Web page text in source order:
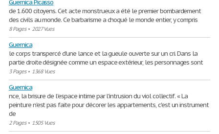
Guernica Picasso
de 1.600 citoyens. Cet acte monstrueux a été le premier bombardement
des civils au monde. Ce barbarisme a choqué le monde entier, y compris
8 Pages• 2027 Vues
Guernica
le corps transpercé d'une lance et la gueule ouverte sur un cri. Dans la
partie droite désignée comme un espace extérieur, les personnages sont
3 Pages• 1368 Vues
Guernica
nce, la brisure de l'espace intime par l'intrusion du viol collectif. « La
peinture n'est pas faite pour décorer les appartements, c'est un instrument
de
2 Pages• 1505 Vues